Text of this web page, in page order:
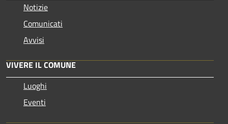
Notizie
Comunicati
Avvisi
VIVERE IL COMUNE
Luoghi
Eventi